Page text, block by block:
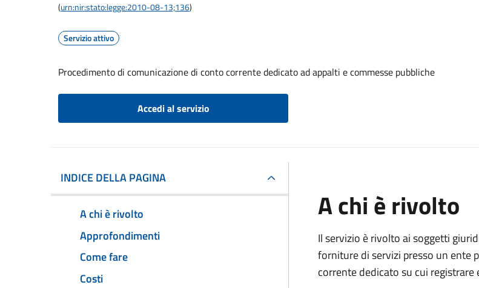
(urn:nir:stato:legge:2010-08-13;136)
Servizio attivo
Procedimento di comunicazione di conto corrente dedicato ad appalti e commesse pubbliche
Accedi al servizio
INDICE DELLA PAGINA
A chi è rivolto
Approfondimenti
Come fare
Costi
A chi è rivolto
Il servizio è rivolto aisoggetti
forniture di servizi presso un ente
corrente dedicato su cui